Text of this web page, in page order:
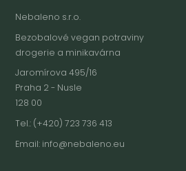
Nebaleno s.r.o.
Bezobalové vegan potraviny
drogerie a minikavárna
Jaromírova 495/16
Praha 2 - Nusle
128 00
Tel.: (+420) 723 736 413
Email: info@nebaleno.eu